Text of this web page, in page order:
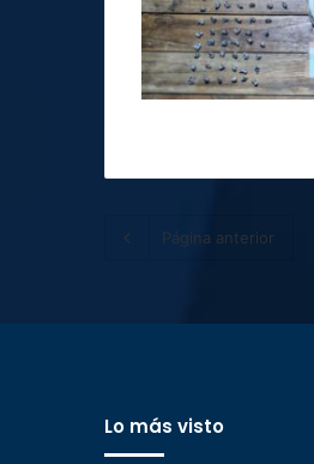
Página anterior
Lo más visto